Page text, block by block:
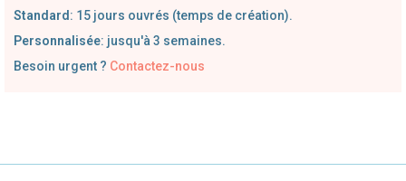
Standard : 1 5 jours ouvrés (temps de création).
Personnalisée: jusqu'à 3 semaines.
Besoin urgent ? Contactez-nous